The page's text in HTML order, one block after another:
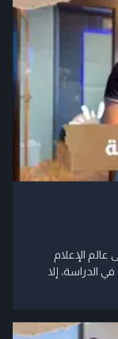
الإعلام
الدراسة، إلا